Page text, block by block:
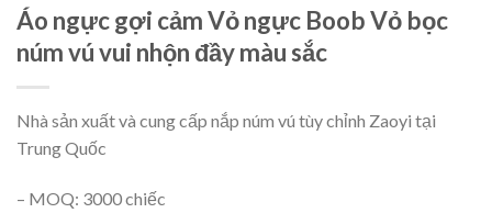
Áo ngực gợi cảm Vỏ ngực Boob Vỏ bọc
núm vú vui nhộn đầy màu sắc
Nhà sản xuất và cung cấp nắp núm vú tùy chỉnh Zaoyi tại
Trung Quốc
– MOQ: 3000 chiếc